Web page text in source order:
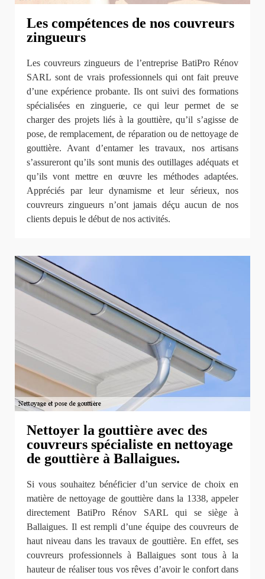
Les compétences de nos couvreurs
zingueurs
Les couvreurs zingueurs de l’entreprise BatiPro Rénov
SARL sont de vrais professionnels qui ont fait preuve
d’une expérience probante. Ils ont suivi des formations
spécialisées en zinguerie, ce qui leur permet de se
charger des projets liés à la gouttière, qu’il s’agisse de
pose, de remplacement, de réparation ou de nettoyage de
gouttière. Avant d’entamer les travaux, nos artisans
s’assureront qu’ils sont munis des outillages adéquats et
qu’ils vont mettre en œuvre les méthodes adaptées.
Appréciés par leur dynamisme et leur sérieux, nos
couvreurs zingueurs n’ont jamais déçu aucun de nos
clients depuis le début de nos activités.
Nettoyer la gouttière avec des
couvreurs spécialiste en nettoyage
de gouttière à Ballaigues.
Si vous souhaitez bénéficier d’un service de choix en
matière de nettoyage de gouttière dans la 1338, appeler
directement BatiPro Rénov SARL qui se siège à
Ballaigues. Il est rempli d’une équipe des couvreurs de
haut niveau dans les travaux de gouttière. En effet, ses
couvreurs professionnels à Ballaigues sont tous à la
hauteur de réaliser tous vos rêves d’avoir le confort dans